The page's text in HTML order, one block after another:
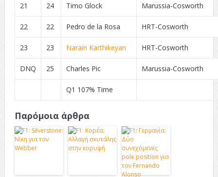
21 24 Timo Glock Marussia-Cosworth
22 22 Pedro de la Rosa HRT-Cosworth
23 23 Narain Karthikeyan HRT-Cosworth
DNQ 25 Charles Pic Marussia-Cosworth
Q1 107% Time
Παρόμοια άρθρα